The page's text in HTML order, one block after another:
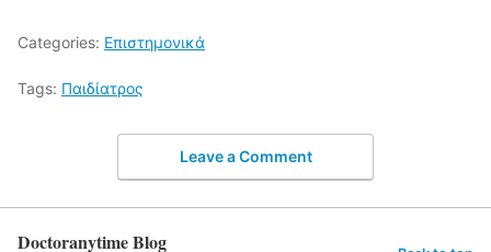
Categories: Επιστημονικά
Tags: Παιδίατρος
Leave a Comment
Doctoranytime Blog